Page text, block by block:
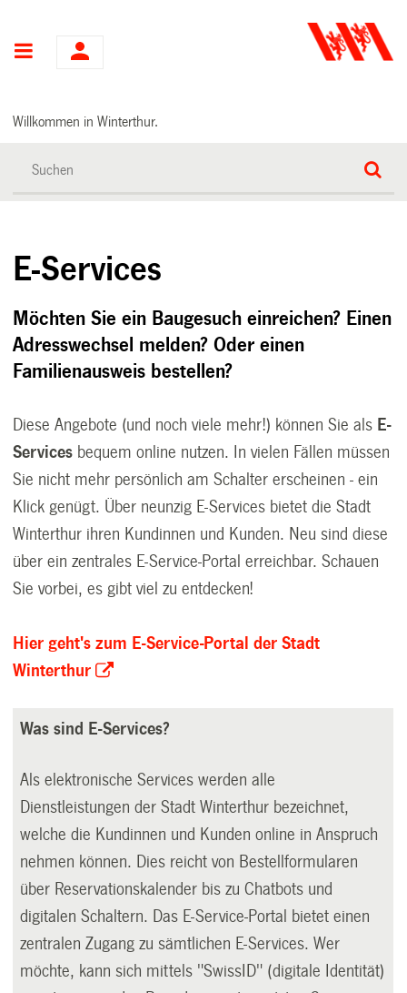
Hauptnavigation
Willkommen in Winterthur.
E-Services
Möchten Sie ein Baugesuch einreichen? Einen
Adresswechsel melden? Oder einen
Familienausweis bestellen?
Diese Angebote (und noch viele mehr!) können Sie als E-
Services bequem online nutzen. In vielen Fällen müssen
Sie nicht mehr persönlich am Schalter erscheinen - ein
Klick genügt. Über neunzig E-Services bietet die Stadt
Winterthur ihren Kundinnen und Kunden. Neu sind diese
über ein zentrales E-Service-Portal erreichbar. Schauen
Sie vorbei, es gibt viel zu entdecken!
Hier geht's zum E-Service-Portal der Stadt
Winterthur
Was sind E-Services?
Als elektronische Services werden alle
Dienstleistungen der Stadt Winterthur bezeichnet,
welche die Kundinnen und Kunden online in Anspruch
nehmen können. Dies reicht von Bestellformularen
über Reservationskalender bis zu Chatbots und
digitalen Schaltern. Das E-Service-Portal bietet einen
zentralen Zugang zu sämtlichen E-Services. Wer
möchte, kann sich mittels "SwissID" (digitale Identität)